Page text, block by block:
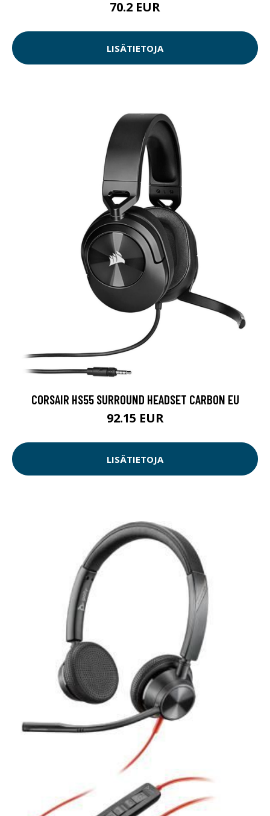
70.2 EUR
LISÄTIETOJA
CORSAIR HS55 SURROUND HEADSET CARBON EU
92.15 EUR
LISÄTIETOJA